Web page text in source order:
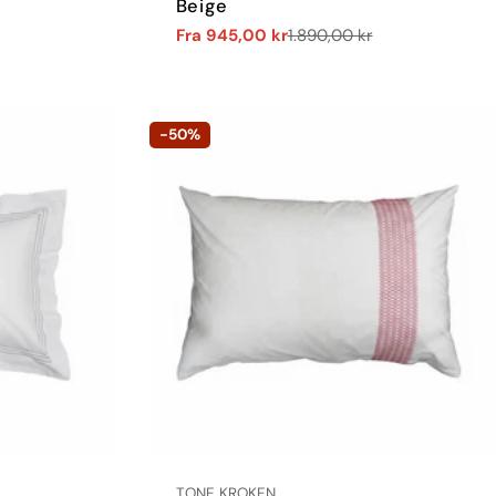
Beige
Salgs
Fra 945,00 kr
Vanlig
1.890,00 kr
-50%